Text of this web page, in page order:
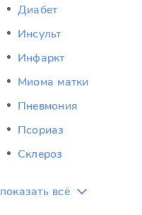
Диабет
Инсульт
Инфаркт
Миома матки
Пневмония
Псориаз
Склероз
показать всё